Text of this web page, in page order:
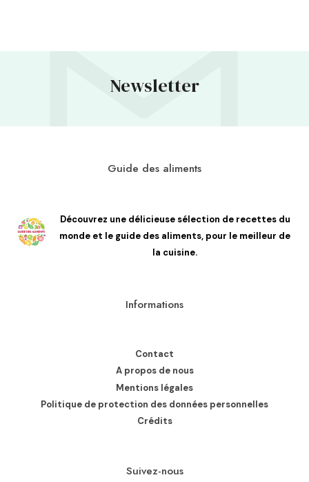
Newsletter
Guide des aliments
Découvrez une délicieuse sélection de recettes du
monde et le guide des aliments, pour le meilleur de
la cuisine.
Informations
Contact
A propos de nous
Mentions légales
Politique de protection des données personnelles
Crédits
Suivez-nous